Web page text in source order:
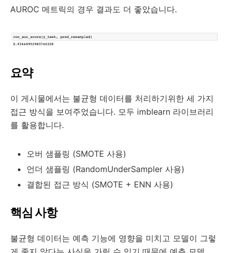
AUROC 메트릭의 경우 결과도 더 좋았습니다.
요약
이 게시물에서는 불균형 데이터를 처리하기위한 세 가지
접근 방식을 보여주었습니다. 모두 imblearn 라이브러리
를 활용합니다.
오버 샘플링 (SMOTE 사용)
언더 샘플링 (RandomUnderSampler 사용)
결합된 접근 방식 (SMOTE + ENN 사용)
핵심 사항
불균형 데이터는 예측 기능에 영향을 미치고 모델이 그렇